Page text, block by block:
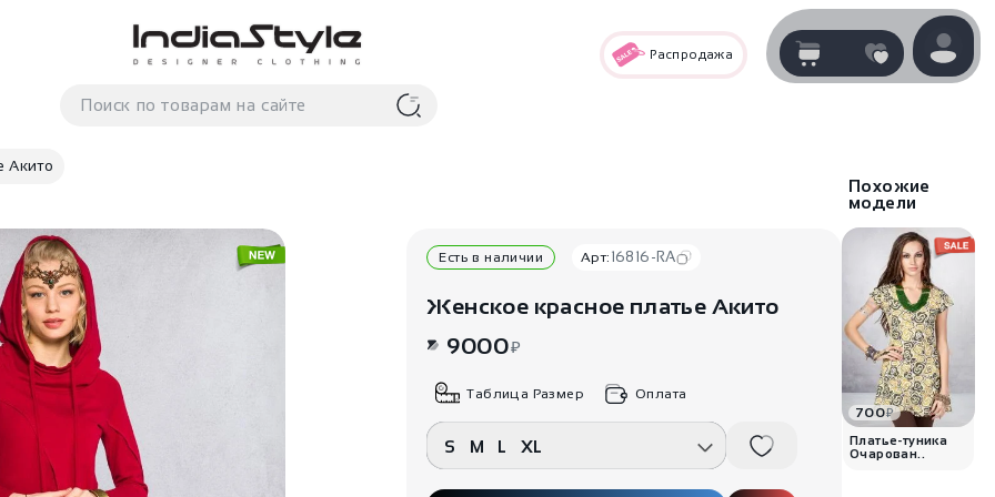
Распродажа
Корзина покупок пуста..
Акито
Есть в наличии Арт: 16816-RA
Женское красное платье Акито
9000₽
Таблица Размер Оплата
S M L XL
Похожие
модели
700₽
Платье-туника
Очарован..